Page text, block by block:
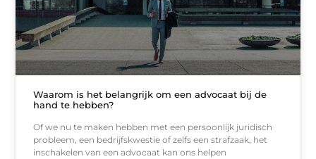
Waarom is het belangrijk om een advocaat bij de
hand te hebben?
Of we nu te maken hebben met een persoonlijk juridisch
probleem, een bedrijfskwestie of zelfs een strafzaak, het
inschakelen van een advocaat kan ons helpen